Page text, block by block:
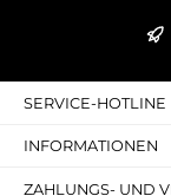
SERVICE-HOTLINE
INFORMATIONEN
ZAHLUNGS- UND